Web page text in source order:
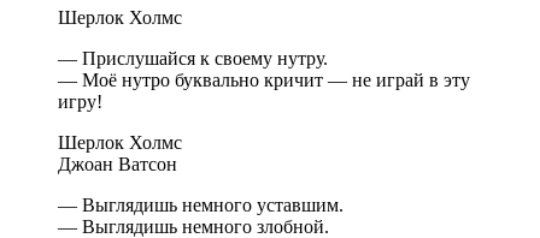
Шерлок Холмс
— Прислушайся к своему нутру.
— Моё нутро буквально кричит — не играй в эту
игру!
Шерлок Холмс
Джоан Ватсон
— Выглядишь немного уставшим.
— Выглядишь немного злобной.